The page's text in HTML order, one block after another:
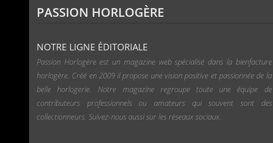
PASSION HORLOGÈRE
NOTRE LIGNE ÉDITORIALE
Passion Horlogère est un magazine web spécialisé dans la bienfacture
horlogère. Créé en 2009 il propose une vision positive et passionnée de la
belle horlogerie. Notre magazine regroupe toute une équipe de
contributeurs professionnels ou amateurs qui souvent sont des
collectionneurs. Suivez-nous aussi sur les réseaux sociaux.